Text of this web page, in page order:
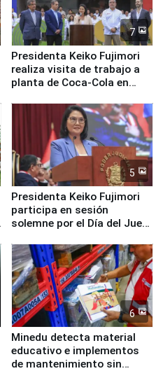
7
Presidenta Keiko Fujimori
realiza visita de trabajo a
planta de Coca-Cola en
5
Presidenta Keiko Fujimori
participa en sesión
solemne por el Día del Juez
6
Minedu detecta material
educativo e implementos
de mantenimiento sin